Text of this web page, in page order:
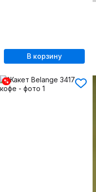
В корзину
%